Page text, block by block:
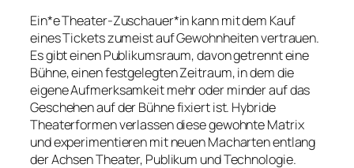
Ein*e Theater-Zuschauer*in kann mit dem Kauf
eines Tickets zumeist auf Gewohnheiten vertrauen.
Es gibt einen Publikumsraum, davon getrennt eine
Bühne, einen festgelegten Zeitraum, in dem die
eigene Aufmerksamkeit mehr oder minder auf das
Geschehen auf der Bühne fixiert ist. Hybride
Theaterformen verlassen diese gewohnte Matrix
und experimentieren mit neuen Macharten entlang
der Achsen Theater, Publikum und Technologie.